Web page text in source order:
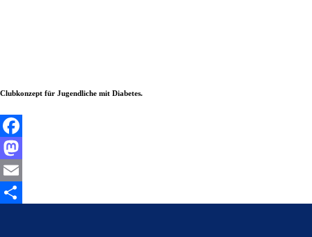
Clubkonzept für Jugendliche mit Diabetes.
Facebook
Mastodon
Email